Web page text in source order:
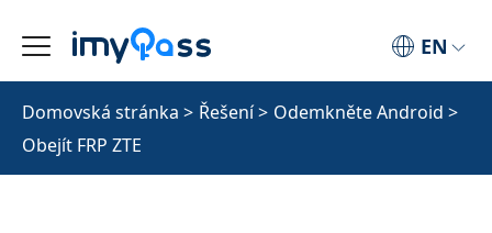
EN
Domovská stránka > Řešení> Odemkněte Android >
Obejít FRP ZTE